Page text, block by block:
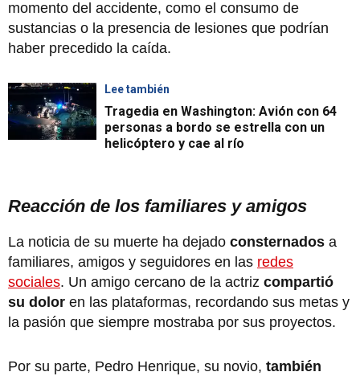
momento del accidente, como el consumo de
sustancias o la presencia de lesiones que podrían
haber precedido la caída.
Lee también
Tragedia en Washington: Avión con 64
personas a bordo se estrella con un
helicóptero y cae al río
Reacción de los familiares y amigos
La noticia de su muerte ha dejado consternados a
familiares, amigos y seguidores en las redes
sociales. Un amigo cercano de la actriz compartió
su dolor en las plataformas, recordando sus metas y
la pasión que siempre mostraba por sus proyectos.
Por su parte, Pedro Henrique, su novio, también